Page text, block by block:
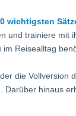
wichtigsten
und trainiere mit
Reisealltag
die Vollversion
Darüber hinaus